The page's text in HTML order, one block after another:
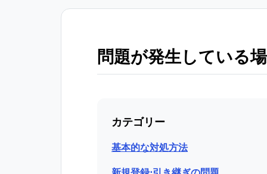
問題が発生している
カテゴリー
基本的な対処方法